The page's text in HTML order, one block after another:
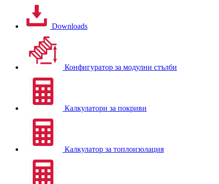
Downloads
Конфигуратор за модулни стълби
Калкулатори за покриви
Калкулатор за топлоизолация